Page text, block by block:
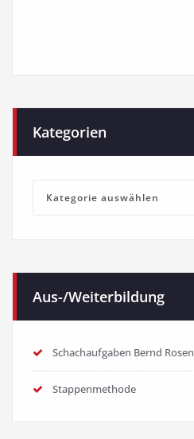
Kategorien
Kategorien
Aus-/Weiterbildung
Schachaufgaben Bernd Rosen
Stappenmethode